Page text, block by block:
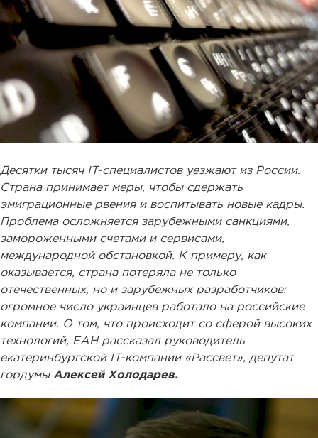
Десятки тысяч IT-специалистов уезжают из России.
Страна принимает меры, чтобы сдержать
эмиграционные рвения и воспитывать новые кадры.
Проблема осложняется зарубежными санкциями,
замороженными счетами и сервисами,
международной обстановкой. К примеру, как
оказывается, страна потеряла не только
отечественных, но и зарубежных разработчиков:
огромное число украинцев работало на российские
компании. О том, что происходит со сферой высоких
технологий, ЕАН рассказал руководитель
екатеринбургской IT-компании «Рассвет», депутат
гордумы Алексей Холодарев.